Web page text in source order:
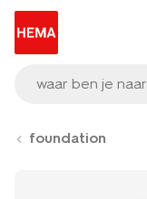
waar ben je
foundation